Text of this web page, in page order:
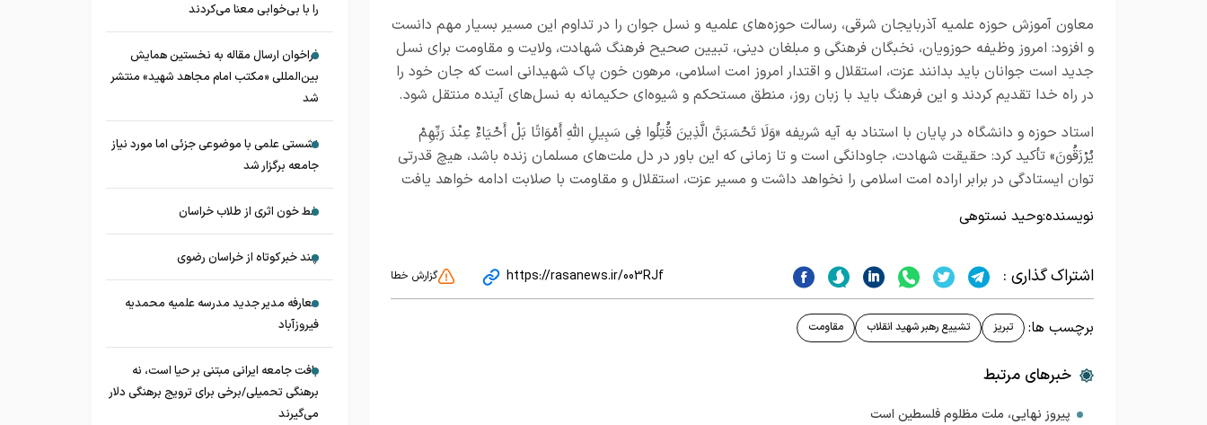
معاون آموزش حوزه علمیه آذربایجان شرقی، رسالت حوزه‌های علمیه و نسل جوان را در تداوم این مسیر بسیار مهم دانست
و افزود: امروز وظیفه حوزویان، نخبگان فرهنگی و مبلغان دینی، تبیین صحیح فرهنگ شهادت، ولایت و مقاومت برای نسل
جدید است جوانان باید بدانند عزت، استقلال و اقتدار امروز امت اسلامی، مرهون خون پاک شهیدانی است که جان خود را
در راه خدا تقدیم کردند و این فرهنگ باید با زبان روز، منطق مستحکم و شیوه‌ای حکیمانه به نسل‌های آینده منتقل شود.
استاد حوزه و دانشگاه در پایان با استناد به آیه شریفه «وَلَا تَحْسَبَنَّ الَّذِينَ قُتِلُوا فِي سَبِيلِ اللَّهِ أَمْوَاتًا بَلْ أَحْيَاءٌ عِنْدَ رَبِّهِمْ
يُرْزَقُونَ» تأکید کرد: حقیقت شهادت، جاودانگی است و تا زمانی که این باور در دل ملت‌های مسلمان زنده باشد، هیچ قدرتی
توان ایستادگی در برابر اراده امت اسلامی را نخواهد داشت و مسیر عزت، استقلال و مقاومت با صلابت ادامه خواهد یافت
نویسنده:وحید نستوهی
اشتراک گذاری : https://rasanews.ir/003RJf گزارش خطا
برچسب ها: تبریز تشییع رهبر شهید انقلاب مقاومت
خبرهای مرتبط
پیروز نهایی، ملت مظلوم فلسطین است
را با بی‌خوابی معنا می‌کردند
فراخوان ارسال مقاله به نخستین همایش
بین‌المللی «مکتب امام مجاهد شهید» منتشر
شد
نشستی علمی با موضوعی جزئی اما مورد نیاز
جامعه برگزار شد
خط خون اثری از طلاب خراسان
چند خبر کوتاه از خراسان رضوی
معارفه مدیر جدید مدرسه علمیه محمدیه
فیروزآباد
بافت جامعه ایرانی مبتنی بر حیا است، نه
برهنگی تحمیلی/برخی برای ترویج برهنگی دلار
می‌گیرند